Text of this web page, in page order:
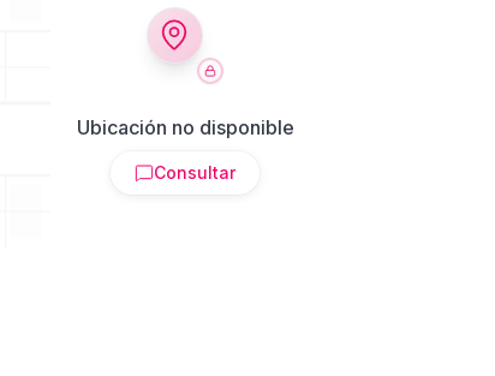
Ubicación no disponible
Consultar